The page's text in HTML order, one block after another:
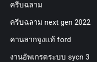
ครีบฉลาม
ครีบฉลาม next gen 2022
คานลากจูงแท้ ford
งานอัพเกรดระบบ sycn 3